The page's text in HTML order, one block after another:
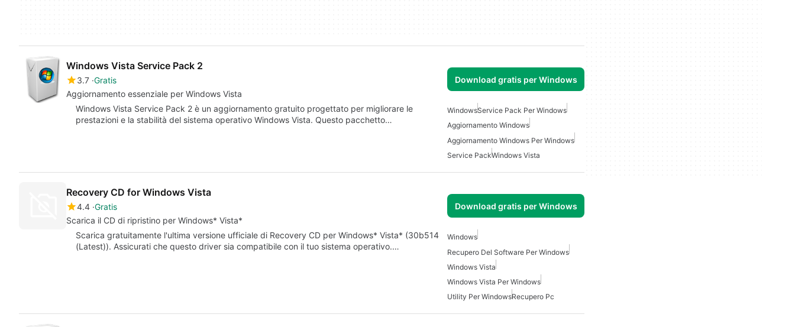
Windows Vista Service Pack 2
3.7 Gratis
Aggiornamento essenziale per Windows Vista
Download gratis per Windows
Windows Vista Service Pack 2 è un aggiornamento gratuito progettato per migliorare le
prestazioni e la stabilità del sistema operativo Windows Vista. Questo pacchetto…
WindowsService Pack Per Windows
Aggiornamento Windows
Aggiornamento Windows Per Windows
Service PackWindows Vista
Recovery CD for Windows Vista
4.4 Gratis
Scarica il CD di ripristino per Windows* Vista*
Download gratis per Windows
Scarica gratuitamente l'ultima versione ufficiale di Recovery CD per Windows* Vista* (30b514
(Latest)). Assicurati che questo driver sia compatibile con il tuo sistema operativo.…
Windows
Recupero Del Software Per Windows
Windows Vista
Windows Vista Per Windows
Utility Per WindowsRecupero Pc